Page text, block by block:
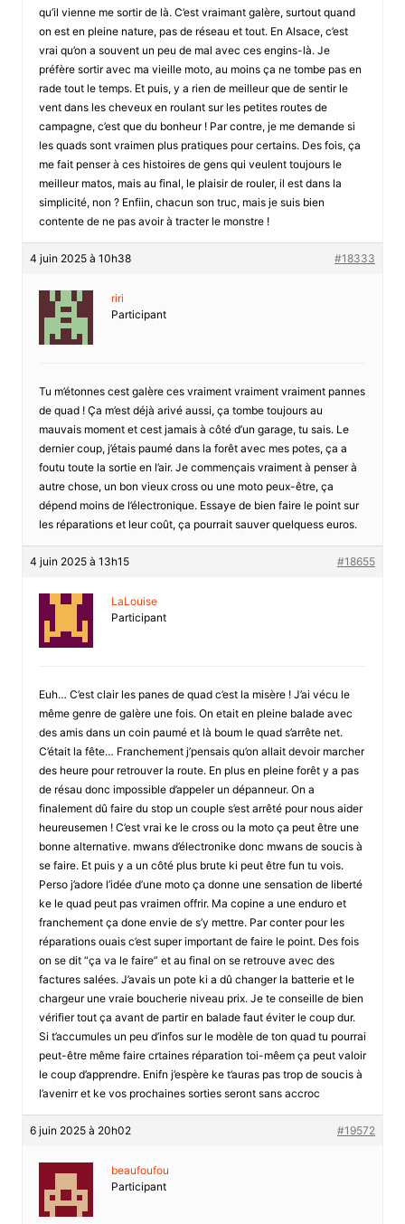
qu’il vienne me sortir de là. C’est vraimant galère, surtout quand
on est en pleine nature, pas de réseau et tout. En Alsace, c’est
vrai qu’on a souvent un peu de mal avec ces engins-là. Je
préfère sortir avec ma vieille moto, au moins ça ne tombe pas en
rade tout le temps. Et puis, y a rien de meilleur que de sentir le
vent dans les cheveux en roulant sur les petites routes de
campagne, c’est que du bonheur ! Par contre, je me demande si
les quads sont vraimen plus pratiques pour certains. Des fois, ça
me fait penser à ces histoires de gens qui veulent toujours le
meilleur matos, mais au final, le plaisir de rouler, il est dans la
simplicité, non ? Enfiin, chacun son truc, mais je suis bien
contente de ne pas avoir à tracter le monstre !
4 juin 2025 à 10h38 #18333
riri
Participant
Tu m’étonnes cest galère ces vraiment vraiment vraiment pannes
de quad ! Ça m’est déjà arivé aussi, ça tombe toujours au
mauvais moment et cest jamais à côté d’un garage, tu sais. Le
dernier coup, j’étais paumé dans la forêt avec mes potes, ça a
foutu toute la sortie en l’air. Je commençais vraiment à penser à
autre chose, un bon vieux cross ou une moto peux-être, ça
dépend moins de l’électronique. Essaye de bien faire le point sur
les réparations et leur coût, ça pourrait sauver quelquess euros.
4 juin 2025 à 13h15 #18655
LaLouise
Participant
Euh… C’est clair les panes de quad c’est la misère ! J’ai vécu le
même genre de galère une fois. On etait en pleine balade avec
des amis dans un coin paumé et là boum le quad s’arrête net.
C’était la fête… Franchement j’pensais qu’on allait devoir marcher
des heure pour retrouver la route. En plus en pleine forêt y a pas
de résau donc impossible d’appeler un dépanneur. On a
finalement dû faire du stop un couple s’est arrêté pour nous aider
heureusemen ! C’est vrai ke le cross ou la moto ça peut être une
bonne alternative. mwans d’électronike donc mwans de soucis à
se faire. Et puis y a un côté plus brute ki peut être fun tu vois.
Perso j’adore l’idée d’une moto ça donne une sensation de liberté
ke le quad peut pas vraimen offrir. Ma copine a une enduro et
franchement ça done envie de s’y mettre. Par conter pour les
réparations ouais c’est super important de faire le point. Des fois
on se dit “ça va le faire” et au final on se retrouve avec des
factures salées. J’avais un pote ki a dû changer la batterie et le
chargeur une vraie boucherie niveau prix. Je te conseille de bien
vérifier tout ça avant de partir en balade faut éviter le coup dur.
Si t’accumules un peu d’infos sur le modèle de ton quad tu pourrai
peut-être même faire crtaines réparation toi-mêem ça peut valoir
le coup d’apprendre. Enifn j’espère ke t’auras pas trop de soucis à
l’avenirr et ke vos prochaines sorties seront sans accroc
6 juin 2025 à 20h02 #19572
beaufoufou
Participant